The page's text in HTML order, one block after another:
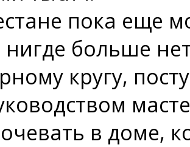
пока еще
больше
кругу,
в доме,